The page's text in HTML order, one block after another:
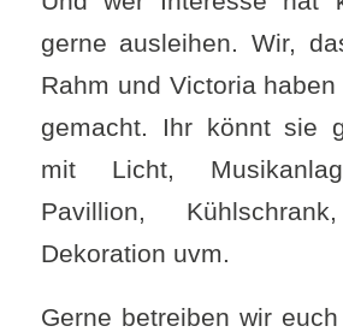
gerne ausleihen. Wir,
Rahm und Victoria
gemacht. Ihr könnt sie
mit Licht,
Pavillion,
Dekoration uvm.
Gerne betreiben wir